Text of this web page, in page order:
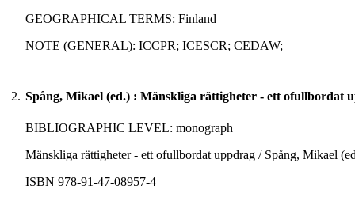
GEOGRAPHICAL TERMS: Finland
NOTE (GENERAL): ICCPR; ICESCR; CEDAW;
2. Spång, Mikael (ed.) : Mänskliga rättigheter - ett ofullbordat
BIBLIOGRAPHIC LEVEL: monograph
Mänskliga rättigheter - ett ofullbordat uppdrag / Spång, Mikael
ISBN 978-91-47-08957-4